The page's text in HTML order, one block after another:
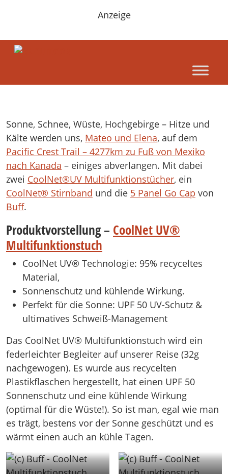
Anzeige
Sonne, Schnee, Wüste, Hochgebirge – Hitze und
Kälte werden uns, Mateo und Elena, auf dem
Pacific Crest Trail – 4277km zu Fuß von Mexiko
nach Kanada – einiges abverlangen. Mit dabei
zwei CoolNet®UV Multifunktionstücher, ein
CoolNet® Stirnband und die 5 Panel Go Cap von
Buff.
Produktvorstellung – CoolNet UV®
Multifunktionstuch
CoolNet UV® Technologie: 95% recyceltes
Material,
Sonnenschutz und kühlende Wirkung.
Perfekt für die Sonne: UPF 50 UV-Schutz &
ultimatives Schweiß-Management
Das CoolNet UV® Multifunktionstuch wird ein
federleichter Begleiter auf unserer Reise (32g
nachgewogen). Es wurde aus recycelten
Plastikflaschen hergestellt, hat einen UPF 50
Sonnenschutz und eine kühlende Wirkung
(optimal für die Wüste!). So ist man, egal wie man
es trägt, bestens vor der Sonne geschützt und es
wärmt einen auch an kühle Tagen.